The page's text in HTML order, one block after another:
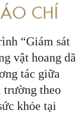
BÁN TRÁI PHÁP
QUAN ĐẾN ĐỘNG
CHÍ
“Giám sát
vật hoang dã
tác giữa
trường theo
khỏe tại